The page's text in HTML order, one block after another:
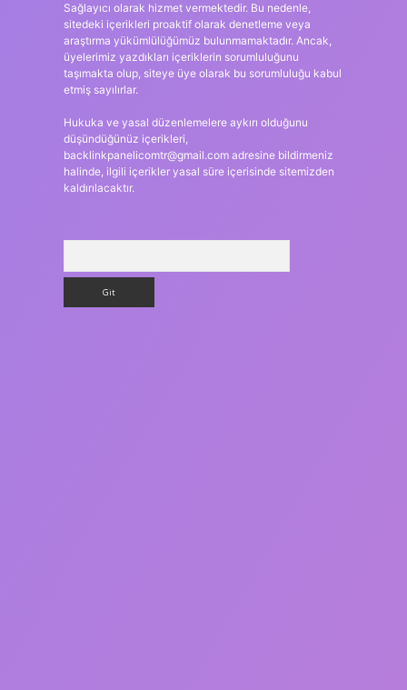
Sağlayıcı olarak hizmet vermektedir. Bu nedenle,
sitedeki içerikleri proaktif olarak denetleme veya
araştırma yükümlülüğümüz bulunmamaktadır. Ancak,
üyelerimiz yazdıkları içeriklerin sorumluluğunu
taşımakta olup, siteye üye olarak bu sorumluluğu kabul
etmiş sayılırlar.
Hukuka ve yasal düzenlemelere aykırı olduğunu
düşündüğünüz içerikleri,
backlinkpanelicomtr@gmail.comadresine bildirmeniz
halinde, ilgili içerikler yasal süre içerisinde sitemizden
kaldırılacaktır.